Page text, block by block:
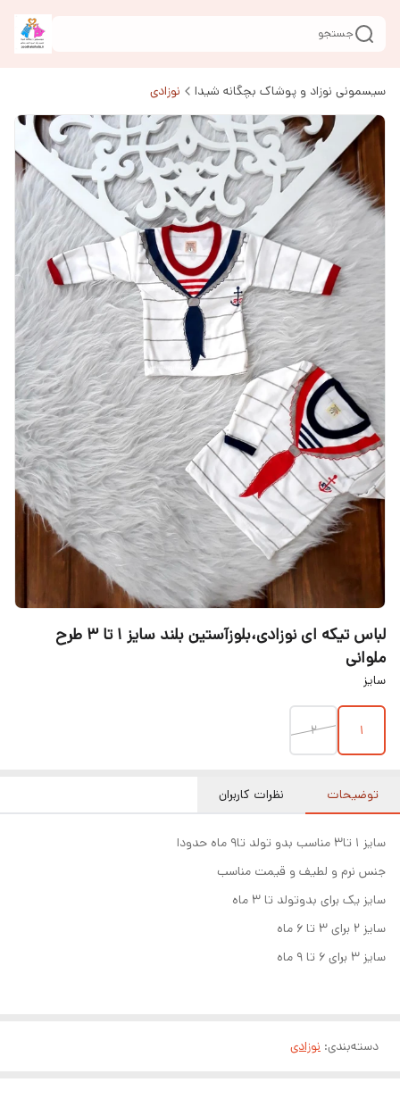
جستجو
سیسمونی نوزاد و پوشاک بچگانه شیدا نوزادی
لباس تیکه ای نوزادی،بلوزآستین بلند سایز ۱ تا ۳ طرح
ملوانی
سایز
۱ ۲
توضیحات نظرات کاربران
سایز ۱ تا۳ مناسب بدو تولد تا۹ ماه حدودا
جنس نرم و لطیف و قیمت مناسب
سایز یک برای بدوتولد تا ۳ ماه
سایز ۲ برای ۳ تا ۶ ماه
سایز ۳ برای ۶ تا ۹ ماه
دسته‌بندی: نوزادی